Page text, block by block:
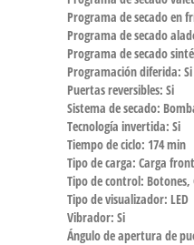
Programa de secado en
Programa de secado
Programa de secado
Programación diferida: Si
Puertas reversibles: Si
Sistema de secado:
Tecnología invertida: Si
Tiempo de ciclo: 174 min
Tipo de carga: Carga
Tipo de control:
Tipo de visualizador: LED
Vibrador: Si
Ángulo de apertura de